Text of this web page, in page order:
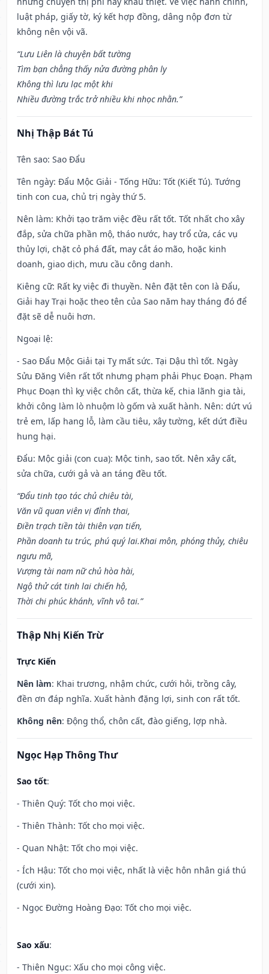
luật pháp, giấy tờ, ký kết hợp đồng, dâng nộp đơn từ
không nên vội vã.
“Lưu Liên là chuyện bất tường
Tìm bạn chẳng thấy nửa đường phân ly
Không thì lưu lạc một khi
Nhiều đường trắc trở nhiều khi nhọc nhằn.”
Nhị Thập Bát Tú
Tên sao: Sao Đẩu
Tên ngày: Đẩu Mộc Giải - Tống Hữu: Tốt (Kiết Tú). Tướng
tinh con cua, chủ trị ngày thứ 5.
Nên làm: Khởi tạo trăm việc đều rất tốt. Tốt nhất cho xây
đắp, sửa chữa phần mộ, tháo nước, hay trổ cửa, các vụ
thủy lợi, chặt cỏ phá đất, may cắt áo mão, hoặc kinh
doanh, giao dịch, mưu cầu công danh.
Kiêng cữ: Rất kỵ việc đi thuyền. Nên đặt tên con là Đẩu,
Giải hay Trại hoặc theo tên của Sao năm hay tháng đó để
đặt sẽ dễ nuôi hơn.
Ngoại lệ:
- Sao Đẩu Mộc Giải tại Tỵ mất sức. Tại Dậu thì tốt. Ngày
Sửu Đăng Viên rất tốt nhưng phạm phải Phục Đoạn. Phạm
Phục Đoạn thì kỵ việc chôn cất, thừa kế, chia lãnh gia tài,
khởi công làm lò nhuộm lò gốm và xuất hành. Nên: dứt vú
trẻ em, lấp hang lỗ, làm cầu tiêu, xây tường, kết dứt điều
hung hại.
Đẩu: Mộc giải (con cua): Mộc tinh, sao tốt. Nên xây cất,
sửa chữa, cưới gả và an táng đều tốt.
“Đẩu tinh tạo tác chủ chiêu tài,
Văn vũ quan viên vị đỉnh thai,
Điền trạch tiền tài thiên vạn tiến,
Phần doanh tu trúc, phú quý lai.Khai môn, phóng thủy, chiêu
ngưu mã,
Vượng tài nam nữ chủ hòa hài,
Ngộ thử cát tinh lai chiến hộ,
Thời chi phúc khánh, vĩnh vô tai.”
Thập Nhị Kiến Trừ
Trực Kiến
Nên làm: Khai trương, nhậm chức, cưới hỏi, trồng cây,
đền ơn đáp nghĩa. Xuất hành đặng lợi, sinh con rất tốt.
Không nên: Động thổ, chôn cất, đào giếng, lợp nhà.
Ngọc Hạp Thông Thư
Sao tốt:
- Thiên Quý: Tốt cho mọi việc.
- Thiên Thành: Tốt cho mọi việc.
- Quan Nhật: Tốt cho mọi việc.
- Ích Hậu: Tốt cho mọi việc, nhất là việc hôn nhân giá thú
(cưới xin).
- Ngọc Đường Hoàng Đạo: Tốt cho mọi việc.
Sao xấu:
- Thiên Ngục: Xấu cho mọi công việc.